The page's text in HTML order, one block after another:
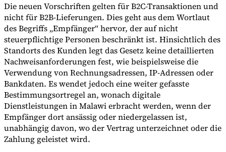
Die neuen Vorschriften gelten für B2C-Transaktionen und
nicht für B2B-Lieferungen. Dies geht aus dem Wortlaut
des Begriffs „Empfänger“ hervor, der auf nicht
steuerpflichtige Personen beschränkt ist. Hinsichtlich des
Standorts des Kunden legt das Gesetz keine detaillierten
Nachweisanforderungen fest, wie beispielsweise die
Verwendung von Rechnungsadressen, IP-Adressen oder
Bankdaten. Es wendet jedoch eine weiter gefasste
Bestimmungsortregel an, wonach digitale
Dienstleistungen in Malawi erbracht werden, wenn der
Empfänger dort ansässig oder niedergelassen ist,
unabhängig davon, wo der Vertrag unterzeichnet oder die
Zahlung geleistet wird.